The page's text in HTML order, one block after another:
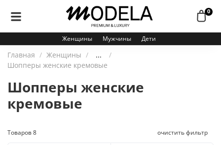
0
Женщины Мужчины Дети
Главная Женщины
...
Шопперы женские кремовые
Шопперы женские
кремовые
Товаров8 очистить фильтр